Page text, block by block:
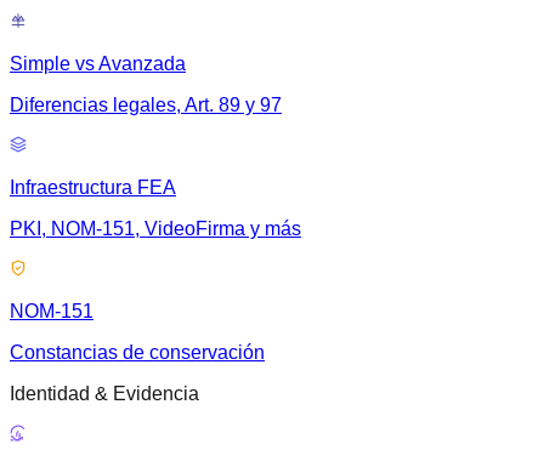
Simple vs Avanzada
Diferencias legales, Art. 89 y 97
Infraestructura FEA
PKI, NOM-151, VideoFirma y más
NOM-151
Constancias de conservación
Identidad & Evidencia